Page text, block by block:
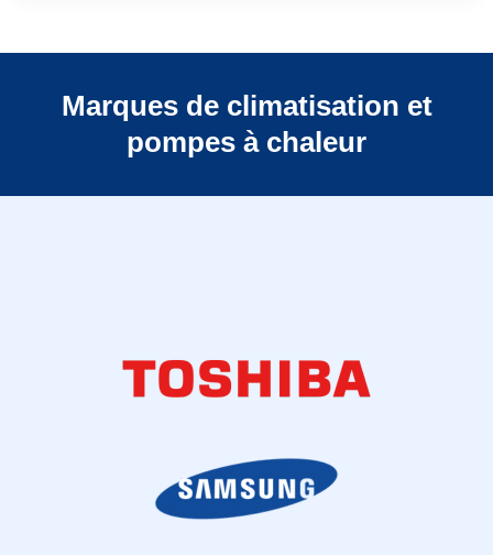
Marques de climatisation et
pompes à chaleur